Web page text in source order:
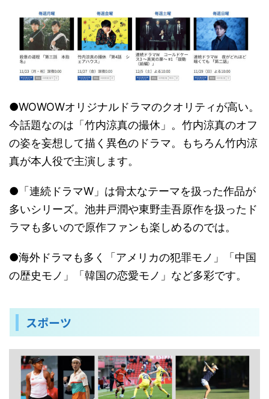
●WOWOWオリジナルドラマのクオリティが高い。
今話題なのは「竹内涼真の撮休」。竹内涼真のオフ
の姿を妄想して描く異色のドラマ。もちろん竹内涼
真が本人役で主演します。
●「連続ドラマW」は骨太なテーマを扱った作品が
多いシリーズ。池井戸潤や東野圭吾原作を扱ったド
ラマも多いので原作ファンも楽しめるのでは。
●海外ドラマも多く「アメリカの犯罪モノ」「中国
の歴史モノ」「韓国の恋愛モノ」など多彩です。
スポーツ